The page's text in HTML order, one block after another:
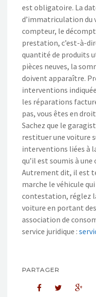
est obligatoire. La
d’immatriculation du
compteur, le
prestation, c’est-à-
quantité de produits
pièces neuves, la
doivent apparaître.
interventions
les réparations
pas, vous êtes en
Sachez que le
restituer une voiture
interventions liées à
qu’il est soumis à
Autrement dit, il est
marche le véhicule
contestation, réglez
voiture en portant
association de
service juridique :
PARTAGER